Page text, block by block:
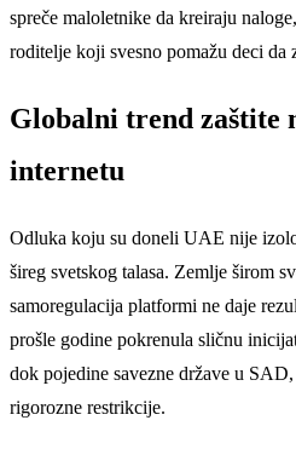
spreče maloletnike da kreiraju
roditelje koji svesno pomažu deci da
Globalni trend zaštite
internetu
Odluka koju su doneli UAE nije
šireg svetskog talasa. Zemlje širom
samoregulacija platformi ne daje
prošle godine pokrenula sličnu
dok pojedine savezne države u
rigorozne restrikcije.